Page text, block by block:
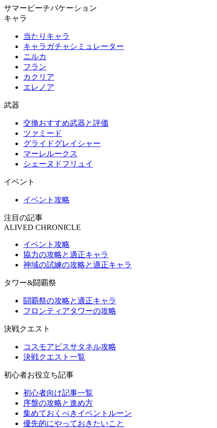
サマービーチバケーション
キャラ
当たりキャラ
キャラガチャシミュレーター
ニルカ
フラン
カクリア
エレノア
武器
交換おすすめ武器と評価
ツァミード
グライドグレイシャー
マーレルークス
シェーヌドフリュイ
イベント
イベント攻略
注目の記事
ALIVED CHRONICLE
イベント攻略
協力の攻略と適正キャラ
神域の試練の攻略と適正キャラ
タワー&闘覇祭
闘覇祭の攻略と適正キャラ
フロンティアタワーの攻略
決戦クエスト
コスモアビスサタネル攻略
決戦クエスト一覧
初心者お役立ち記事
初心者向け記事一覧
序盤の攻略と進め方
集めておくべきイベントルーン
優先的にやっておきたいこと